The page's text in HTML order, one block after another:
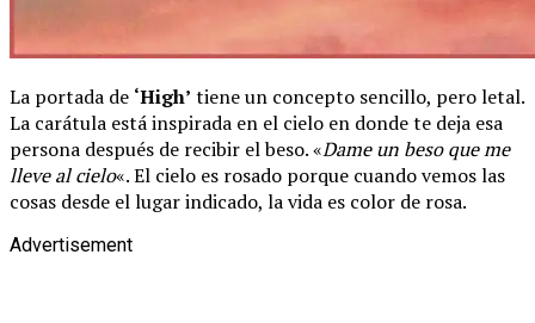
La portada de ‘High’ tiene un concepto sencillo, pero letal.
La carátula está inspirada en el cielo en donde te deja esa
persona después de recibir el beso. «Dame un beso que me
lleve al cielo«. El cielo es rosado porque cuando vemos las
cosas desde el lugar indicado, la vida es color de rosa.
Advertisement